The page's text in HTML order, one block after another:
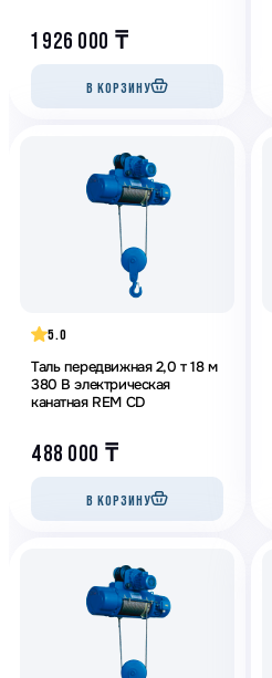
1 926 000 ₸
В КОРЗИНУ
5.0
Таль передвижная 2,0 т 18 м
380 В электрическая
канатная REM CD
488 000 ₸
В КОРЗИНУ